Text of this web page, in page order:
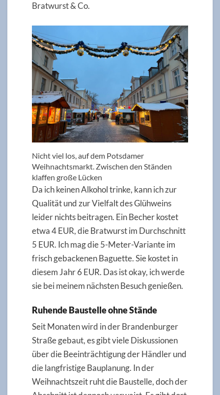
Bratwurst & Co.
Nicht viel los, auf dem Potsdamer
Weihnachtsmarkt. Zwischen den Ständen
klaffen große Lücken
Da ich keinen Alkohol trinke, kann ich zur
Qualität und zur Vielfalt des Glühweins
leider nichts beitragen. Ein Becher kostet
etwa 4 EUR, die Bratwurst im Durchschnitt
5 EUR. Ich mag die 5-Meter-Variante im
frisch gebackenen Baguette. Sie kostet in
diesem Jahr 6 EUR. Das ist okay, ich werde
sie bei meinem nächsten Besuch genießen.
Ruhende Baustelle ohne Stände
Seit Monaten wird in der Brandenburger
Straße gebaut, es gibt viele Diskussionen
über die Beeinträchtigung der Händler und
die langfristige Bauplanung. In der
Weihnachtszeit ruht die Baustelle, doch der